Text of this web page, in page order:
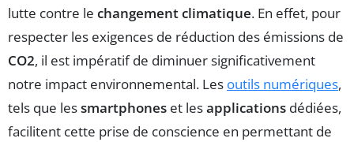
lutte contre le changement climatique. En effet, pour
respecter les exigences de réduction des émissions de
CO2, il est impératif de diminuer significativement
notre impact environnemental. Les outils numériques,
tels que lessmartphones et lesapplications dédiées,
facilitent cette prise de conscience en permettant de